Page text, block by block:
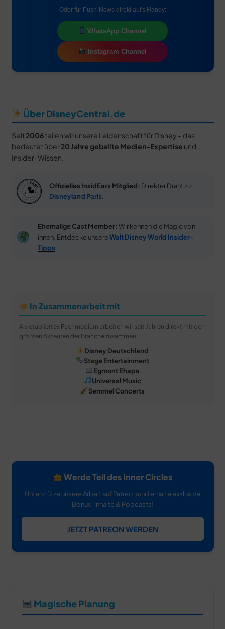
Oder für Push-News direkt auf's Handy:
WhatsApp Channel
Instagram Channel
Über DisneyCentral.de
Seit 2006teilen wir unsere Leidenschaft für Disney – das
bedeutet über 20 Jahre geballte Medien-Expertise und
Insider-Wissen.
Offizielles InsidEars Mitglied: Direkter Draht zu
Disneyland Paris
Ehemalige Cast Member: Wir kennen die Magie von
innen. Entdecke unsereWalt Disney World Insider-
Tipps
In Zusammenarbeit mit
Als etabliertes Fachmedium arbeiten wir seit Jahren direkt mit den
größten Akteuren der Branche zusammen:
Disney Deutschland
Stage Entertainment
Egmont Ehapa
Universal Music
Semmel Concerts
Werde Teil des Inner Circles
Unterstütze unsere Arbeit auf Patreon und erhalte exklusive
Bonus-Inhalte & Podcasts!
JETZT PATREON WERDEN
Magische Planung